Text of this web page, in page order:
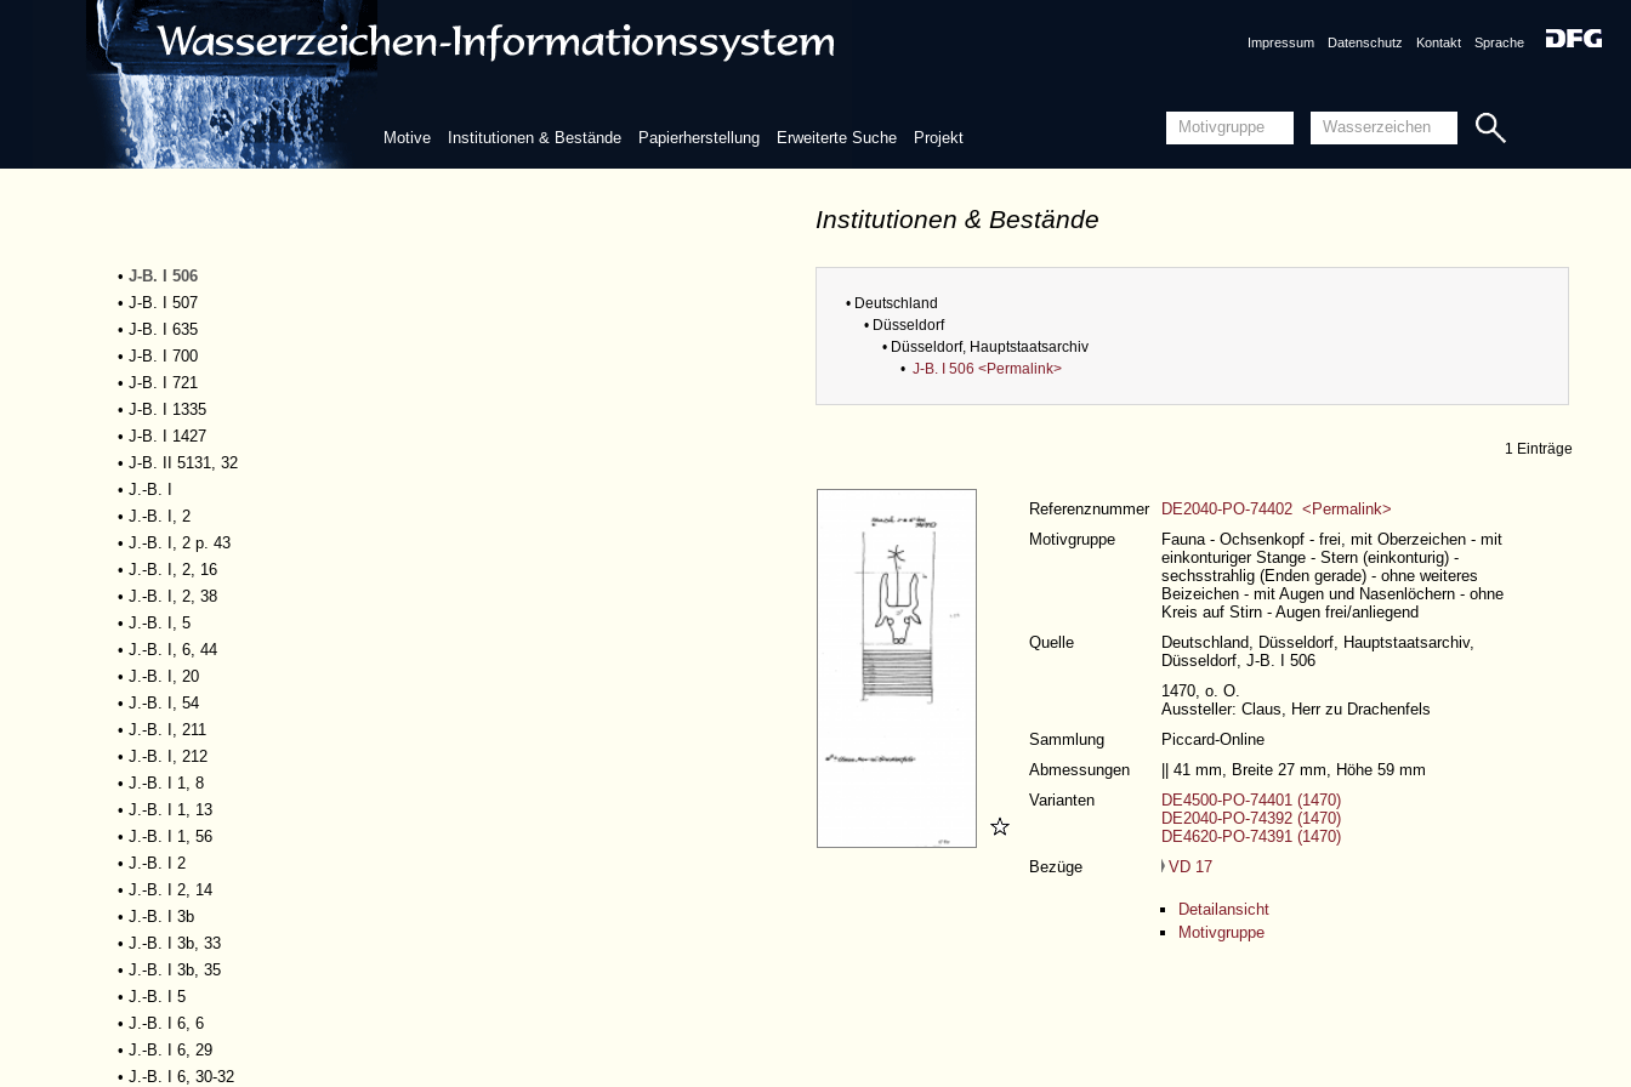
Motive Institutionen & Bestände Papierherstellung Erweiterte Suche Projekt
Impressum Datenschutz Kontakt Sprache
Institutionen & Bestände
•J-B. I 98
•J-B. I 109
•J-B. I 115
•J-B. I 162
•J-B. I 189
•J-B. I 225
•J-B. I 232
• J-B. I 506
• J-B. I 507
• J-B. I 635
• J-B. I 700
• J-B. I 721
• J-B. I 1335
• J-B. I 1427
• J-B. II 5131, 32
• J.-B. I
• J.-B. I, 2
• J.-B. I, 2 p. 43
• J.-B. I, 2, 16
• J.-B. I, 2, 38
• J.-B. I, 5
• J.-B. I, 6, 44
• J.-B. I, 20
• J.-B. I, 54
• J.-B. I, 211
• J.-B. I, 212
• J.-B. I 1, 8
• J.-B. I 1, 13
• J.-B. I 1, 56
• J.-B. I 2
• J.-B. I 2, 14
• J.-B. I 3b
• J.-B. I 3b, 33
• J.-B. I 3b, 35
• J.-B. I 5
• J.-B. I 6, 6
• J.-B. I 6, 29
• J.-B. I 6, 30-32
• Deutschland
• Düsseldorf
• Düsseldorf, Hauptstaatsarchiv
•J-B. I 506 <Permalink>
1 Einträge
Referenznummer
DE2040-PO-74402 <Permalink>
Motivgruppe
Fauna - Ochsenkopf - frei, mit Oberzeichen - mit
einkonturiger Stange - Stern (einkonturig) -
sechsstrahlig (Enden gerade) - ohne weiteres
Beizeichen - mit Augen und Nasenlöchern - ohne
Kreis auf Stirn - Augen frei/anliegend
Quelle
Deutschland, Düsseldorf, Hauptstaatsarchiv,
Düsseldorf, J-B. I 506
1470, o. O.
Aussteller: Claus, Herr zu Drachenfels
Sammlung
Piccard-Online
Abmessungen
|| 41 mm, Breite 27 mm, Höhe 59 mm
Varianten
DE4500-PO-74401 (1470)
DE2040-PO-74392 (1470)
DE4620-PO-74391 (1470)
Bezüge
VD 17
Detailansicht
Motivgruppe